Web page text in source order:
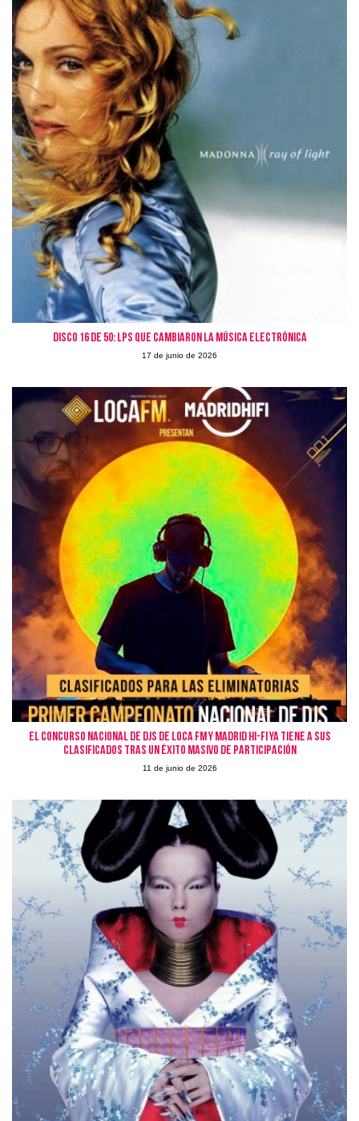
Disco 16 de 50: LPs que cambiaron la Música Electrónica
17 de junio de 2026
El Concurso Nacional de Djs de Loca FM y Madrid Hi-Fi ya tiene a sus
clasificados tras un éxito masivo de participación
11 de junio de 2026